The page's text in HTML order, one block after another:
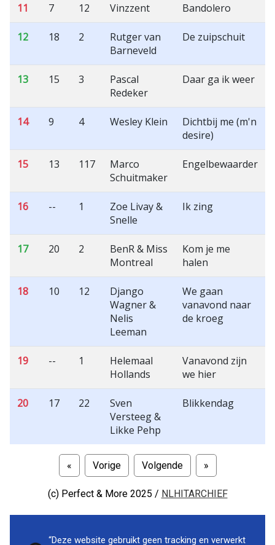
11 7 12 Vinzzent Bandolero
12 18 2
Rutger van
Barneveld
De zuipschuit
13 15 3
Pascal
Redeker
Daar ga ik weer
14 9 4 Wesley Klein
Dichtbij me (m'n
desire)
15 13 117
Marco
Schuitmaker
Engelbewaarder
16 -- 1
Zoe Livay &
Snelle
Ik zing
17 20 2
BenR & Miss
Montreal
Kom je me
halen
18 10 12
Django
Wagner &
Nelis
Leeman
We gaan
vanavond naar
de kroeg
19 -- 1
Helemaal
Hollands
Vanavond zijn
we hier
20 17 22
Sven
Versteeg &
Likke Pehp
Blikkendag
« Vorige Volgende »
(c) Perfect & More 2025 / NLHITARCHIEF
“Deze website gebruikt geen tracking en verwerkt